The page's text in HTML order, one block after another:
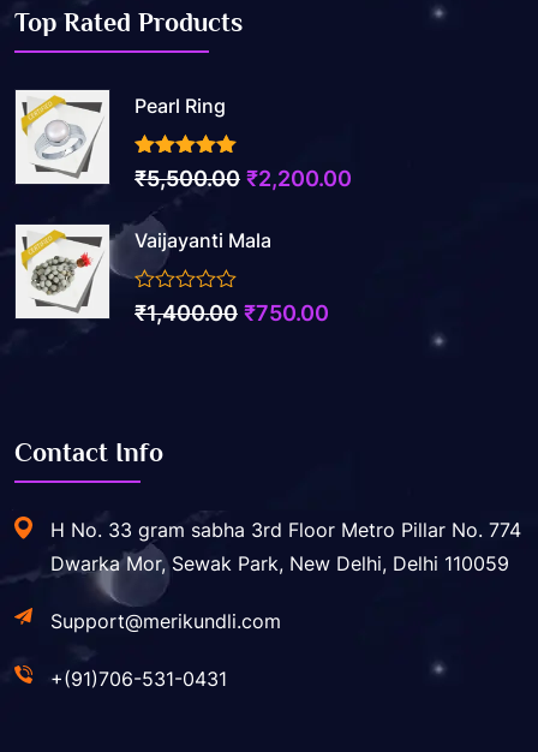
Top Rated Products
Pearl Ring
3.50out of 5
₹5,500.00 Original
was:
₹2,200.00
Vaijayanti Mala
0
out
₹1,400.00 Original
₹750.00
Contact Info
H No. 33 gram sabha 3rd Floor Metro Pillar No. 774
Dwarka Mor, Sewak Park, New Delhi, Delhi 110059
Support@merikundli.com
+(91)706-531-0431